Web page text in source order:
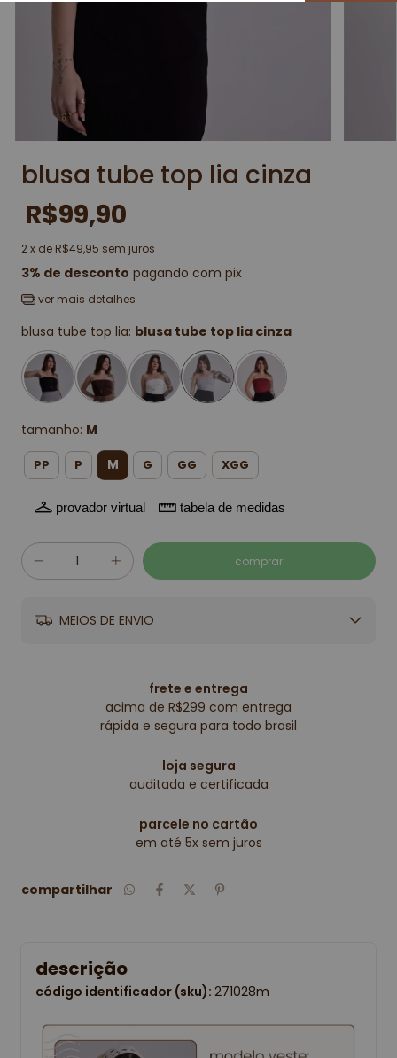
blusa tube top lia cinza
R$99,90
2x de R$49,95 sem juros
3% de desconto pagando com pix
ver mais detalhes
blusa tube top lia: blusa tube top lia cinza
tamanho: M
PP P M G GG XGG
provador virtual tabela de medidas
MEIOS DE ENVIO
frete e entrega
acima de R$299 com entrega
rápida e segura para todo brasil
loja segura
auditada e certificada
parcele no cartão
em até 5x sem juros
compartilhar
descrição
código identificador (sku): 271028m